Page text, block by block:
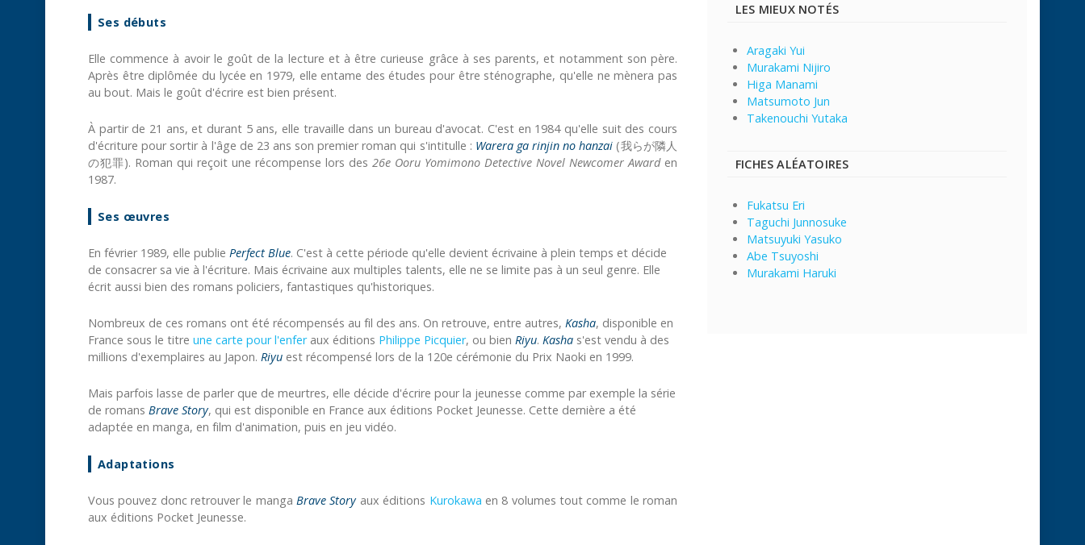
Ses débuts
Elle commence à avoir le goût de la lecture et à être curieuse grâce à ses parents, et notamment son père.
Après être diplômée du lycée en 1979, elle entame des études pour être sténographe, qu'elle ne mènera pas
au bout. Mais le goût d'écrire est bien présent.
À partir de 21 ans, et durant 5 ans, elle travaille dans un bureau d'avocat. C'est en 1984 qu'elle suit des cours
d'écriture pour sortir à l'âge de 23 ans son premier roman qui s'intitulle : Warera ga rinjin no hanzai (我らが隣人
の犯罪). Roman qui reçoit une récompense lors des 26e Ooru Yomimono Detective Novel Newcomer Awarden
1987.
Ses œuvres
En février 1989, elle publie Perfect Blue. C'est à cette période qu'elle devient écrivaine à plein temps et décide
de consacrer sa vie à l'écriture. Mais écrivaine aux multiples talents, elle ne se limite pas à un seul genre. Elle
écrit aussi bien des romans policiers, fantastiques qu'historiques.
Nombreux de ces romans ont été récompensés au fil des ans. On retrouve, entre autres, Kasha, disponible en
France sous le titre une carte pour l'enferaux éditions Philippe Picquier, ou bien Riyu. Kasha s'est vendu à des
millions d'exemplaires au Japon. Riyu est récompensé lors de la 120e cérémonie du Prix Naoki en 1999.
Mais parfois lasse de parler que de meurtres, elle décide d'écrire pour la jeunesse comme par exemple la série
de romans Brave Story, qui est disponible en France aux éditions Pocket Jeunesse. Cette dernière a été
adaptée en manga, en film d'animation, puis en jeu vidéo.
Adaptations
Vous pouvez donc retrouver le mangaBrave Storyaux éditions Kurokawa en 8 volumes tout comme le roman
aux éditions Pocket Jeunesse.
LES MIEUX NOTÉS
Aragaki Yui
Murakami Nijiro
Higa Manami
Matsumoto Jun
Takenouchi Yutaka
FICHES ALÉATOIRES
Fukatsu Eri
Taguchi Junnosuke
Matsuyuki Yasuko
Abe Tsuyoshi
Murakami Haruki